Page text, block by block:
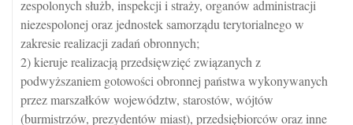
zespolonych służb, inspekcji i straży, organów administracji
niezespolonej oraz jednostek samorządu terytorialnego w
zakresie realizacji zadań obronnych;
2) kieruje realizacją przedsięwzięć związanych z
podwyższaniem gotowości obronnej państwa wykonywanych
przez marszałków województw, starostów, wójtów
(burmistrzów, prezydentów miast), przedsiębiorców oraz inne